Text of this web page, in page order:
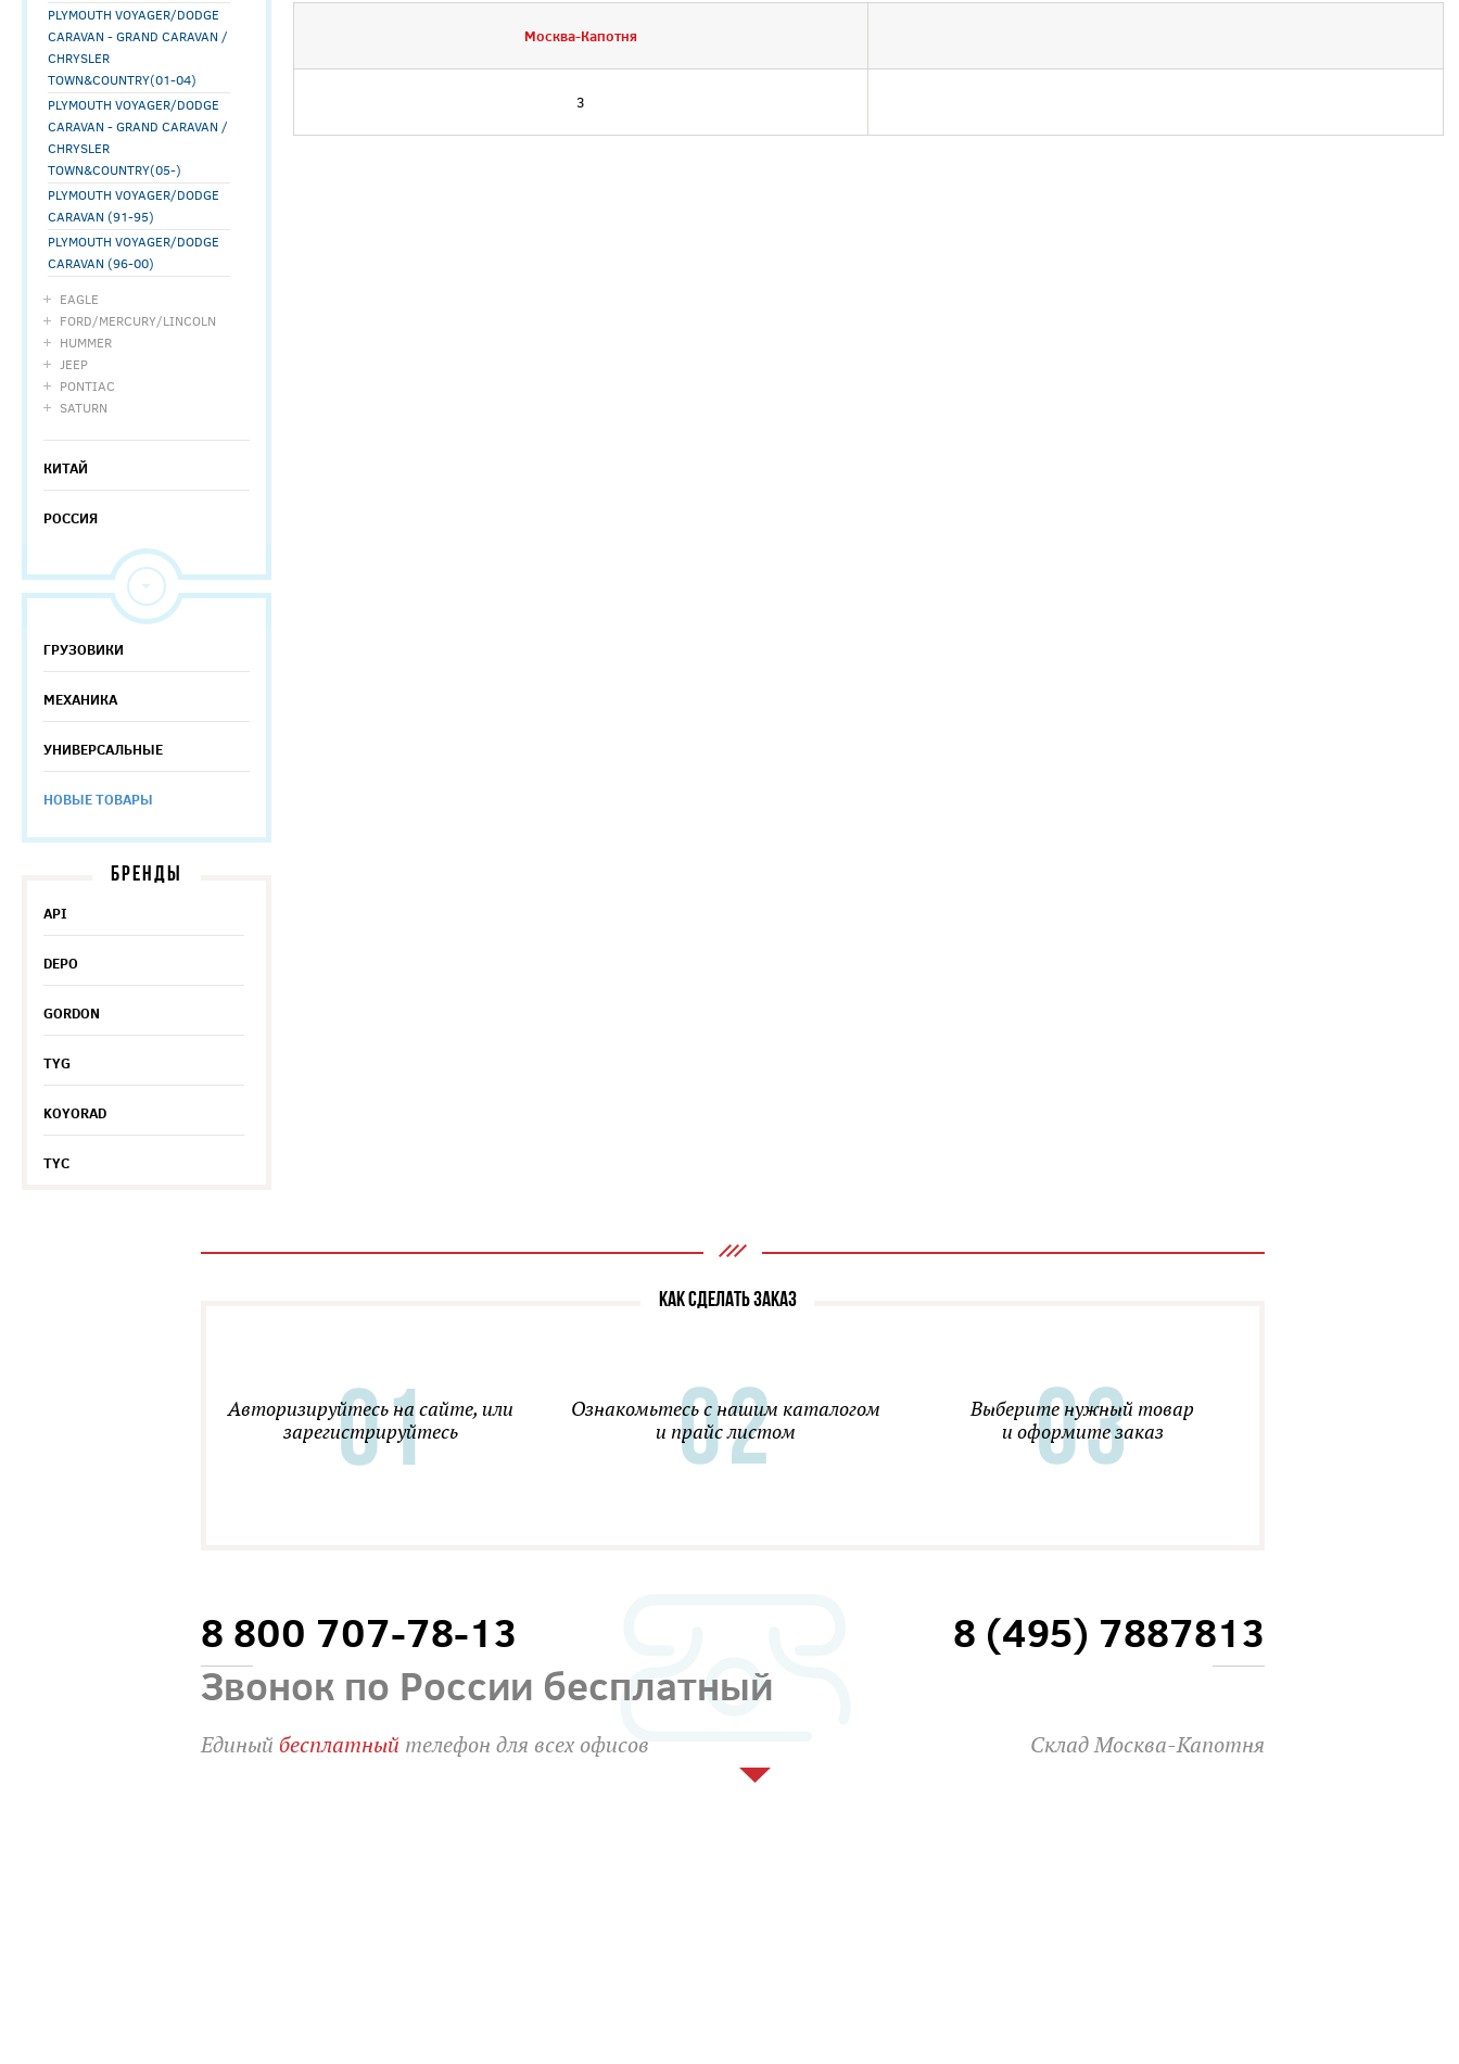
PLYMOUTH VOYAGER/DODGE
CARAVAN - GRAND CARAVAN /
CHRYSLER
TOWN&COUNTRY(01-04)
PLYMOUTH VOYAGER/DODGE
CARAVAN - GRAND CARAVAN /
CHRYSLER
TOWN&COUNTRY(05-)
PLYMOUTH VOYAGER/DODGE
CARAVAN (91-95)
PLYMOUTH VOYAGER/DODGE
CARAVAN (96-00)
EAGLE
FORD/MERCURY/LINCOLN
HUMMER
JEEP
PONTIAC
SATURN
КИТАЙ
РОССИЯ
ГРУЗОВИКИ
МЕХАНИКА
УНИВЕРСАЛЬНЫЕ
НОВЫЕ ТОВАРЫ
БРЕНДЫ
API
DEPO
GORDON
TYG
KOYORAD
TYC
Москва-Капотня
3
КАК СДЕЛАТЬ ЗАКАЗ
Авторизируйтесь на сайте, или
зарегистрируйтесь
Ознакомьтесь с нашим каталогом
и прайс листом
Выберите нужный товар
и оформите заказ
8 800 707-78-13
Звонок по России бесплатный
8 (495) 7887813
Единыйбесплатный телефон для всех офисов Склад Москва-Капотня